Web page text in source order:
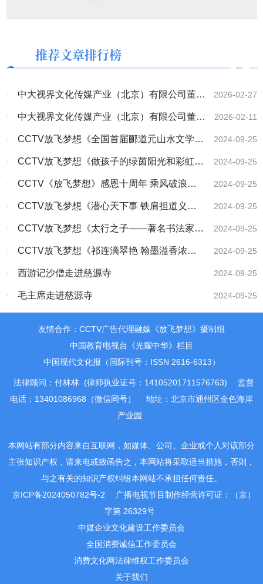
推荐文章排行榜
·
中大视界文化传媒产业（北京）有限公司董事
会主席、央大视界网总编林膑在2026年北关
2026-02-27
·
中大视界文化传媒产业（北京）有限公司董事
会主席、中研文化艺术工作委员会主席林膑在中
2026-02-11
·
CCTV放飞梦想《全国首届郦道元山水文学大
赛颁奖盛典纪实》
2024-09-25
·
CCTV放飞梦想《做孩子的绿茵阳光和彩虹》
《诗画中国》《商企故事》开机
2024-09-25
·
CCTV《放飞梦想》感恩十周年 乘风破浪再
扬帆
2024-09-25
·
CCTV放飞梦想《潜心天下事 铁肩担道义
——访全国道德教育新闻人物林膑》
2024-09-25
·
CCTV放飞梦想《太行之子——著名书法家于
半丁》
2024-09-25
·
CCTV放飞梦想《祁连滴翠艳 翰墨溢香浓
——记著名书法大师许立民先生》
2024-09-25
· 西游记沙僧走进慈源寺 2024-09-25
· 毛主席走进慈源寺 2024-09-25
友情合作：CCTV广告代理融媒《放飞梦想》摄制组
中国教育电视台《光耀中华》栏目
中国现代文化报（国际刊号：ISSN 2616-6313）
法律顾问：付林林 (律师执业证号：14105201711576763)
监督
电话：13401086968（微信同号）
地址：北京市通州区金色海岸
产业园
本网站有部分内容来自互联网，如媒体、公司、企业或个人对该部分
主张知识产权，请来电或致函告之，本网站将采取适当措施，否则，
与之有关的知识产权纠纷本网站不承担任何责任。
京ICP备2024050782号-2
广播电视节目制作经营许可证：（京）
字第 26329号
中媒企业文化建设工作委员会
全国消费诚信工作委员会
消费文化网法律维权工作委员会
关于我们